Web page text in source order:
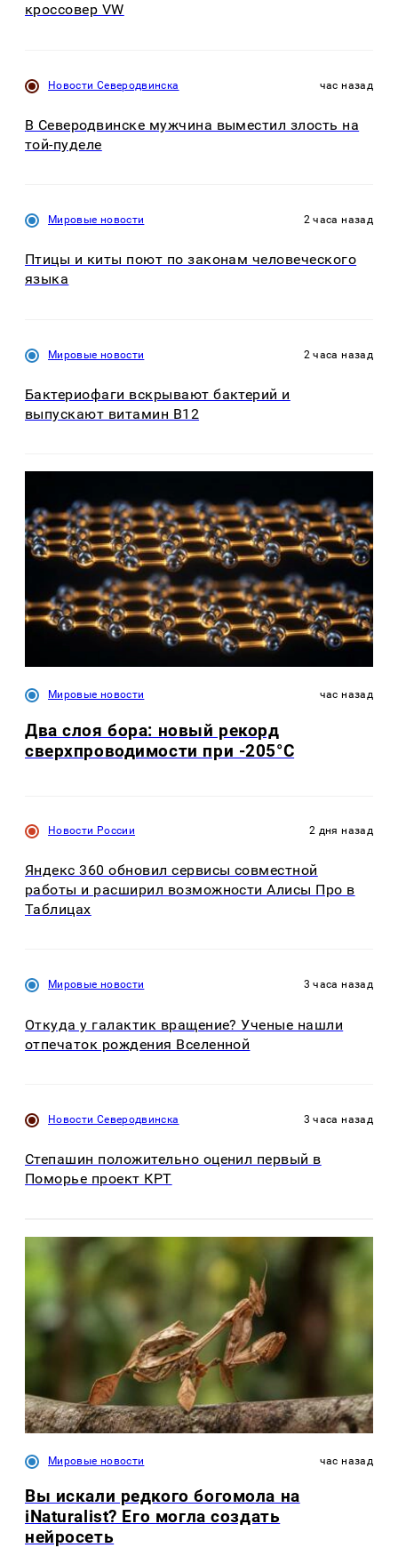
кроссовер VW
Новости Северодвинска час назад
В Северодвинске мужчина выместил злость на
той-пуделе
Мировые новости 2 часа назад
Птицы и киты поют по законам человеческого
языка
Мировые новости 2 часа назад
Бактериофаги вскрывают бактерий и
выпускают витамин B12
Мировые новости час назад
Два слоя бора: новый рекорд
сверхпроводимости при -205°C
Новости России 2 дня назад
Яндекс 360 обновил сервисы совместной
работы и расширил возможности Алисы Про в
Таблицах
Мировые новости 3 часа назад
Откуда у галактик вращение? Ученые нашли
отпечаток рождения Вселенной
Новости Северодвинска 3 часа назад
Степашин положительно оценил первый в
Поморье проект КРТ
Мировые новости час назад
Вы искали редкого богомола на
iNaturalist? Его могла создать
нейросеть